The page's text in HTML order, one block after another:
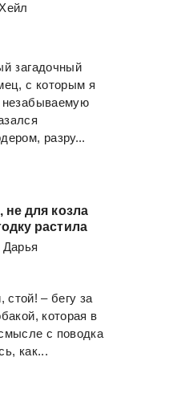
загадочный
с которым я
незабываемую
разру...
не для козла
растила
– бегу за
которая в
с поводка
как...